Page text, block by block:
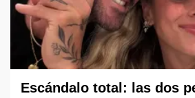
Escándalo total: las dos